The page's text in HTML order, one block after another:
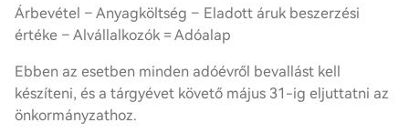
Árbevétel – Anyagköltség – Eladott áruk beszerzési
értéke – Alvállalkozók = Adóalap
Ebben az esetben minden adóévről bevallást kell
készíteni, és a tárgyévet követő május 31-ig eljuttatni az
önkormányzathoz.